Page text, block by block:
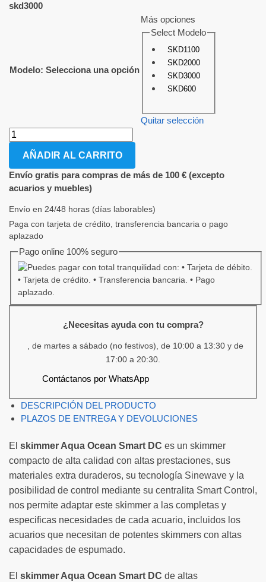
skd3000
Modelo: Selecciona una opción
Más opciones
Select Modelo
SKD1100
SKD2000
SKD3000
SKD600
Quitar selección
AÑADIR AL CARRITO
Envío gratis para compras de más de 100 € (excepto
acuarios y muebles)
Envío en 24/48 horas (días laborables)
Paga con tarjeta de crédito, transferencia bancaria o pago
aplazado
Pago online 100% seguro
¿Necesitas ayuda con tu compra?
, de martes a sábado (no festivos), de 10:00 a 13:30 y de
17:00 a 20:30.
Contáctanos por WhatsApp
DESCRIPCIÓN DEL PRODUCTO
PLAZOS DE ENTREGA Y DEVOLUCIONES
El skimmer Aqua Ocean Smart DC es un skimmer
compacto de alta calidad con altas prestaciones, sus
materiales extra duraderos, su tecnología Sinewave y la
posibilidad de control mediante su centralita Smart Control,
nos permite adaptar este skimmer a las completas y
especificas necesidades de cada acuario, incluidos los
acuarios que necesitan de potentes skimmers con altas
capacidades de espumado.
El skimmer Aqua Ocean Smart DC de altas